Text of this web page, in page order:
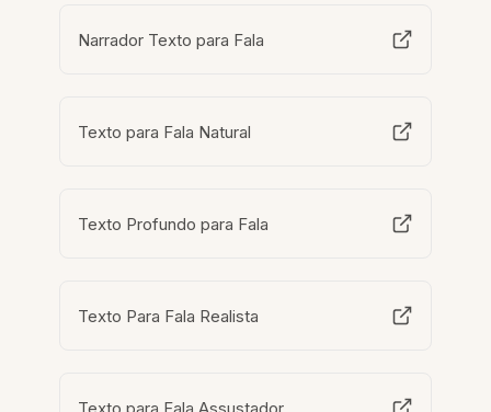
Narrador Texto para Fala
Texto para Fala Natural
Texto Profundo para Fala
Texto Para Fala Realista
Texto para Fala Assustador